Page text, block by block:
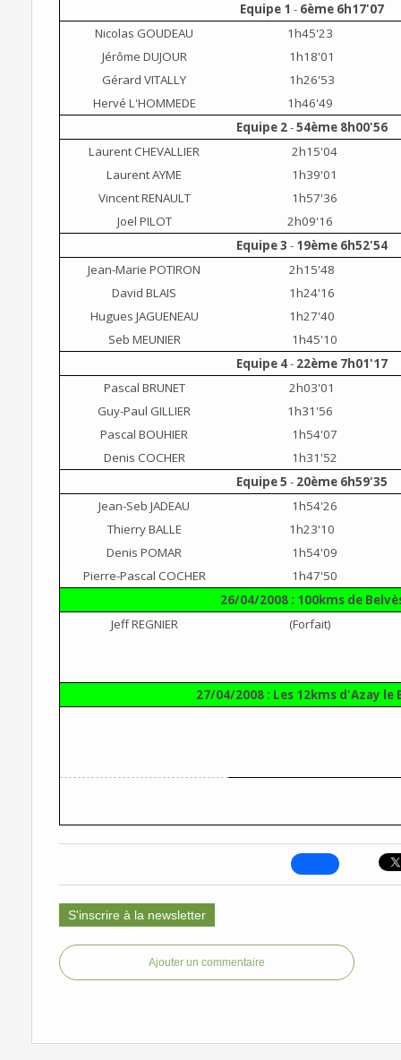
Equipe 1 - 6ème 6h17'07
Nicolas GOUDEAU
1h45'23
Jérôme DUJOUR
1h18'01
Gérard VITALLY
1h26'53
Hervé L'HOMMEDE
1h46'49
Equipe 2-54ème 8h00'56
Laurent CHEVALLIER
2h15'04
Laurent AYME
1h39'01
Vincent RENAULT
1h57'36
Joel PILOT
2h09'16
Equipe 3 - 19ème 6h52'54
Jean-Marie POTIRON
2h15'48
David BLAIS
1h24'16
Hugues JAGUENEAU
1h27'40
Seb MEUNIER
1h45'10
Equipe 4- 22ème 7h01'17
Pascal BRUNET
2h03'01
Guy-Paul GILLIER
1h31'56
Pascal BOUHIER
1h54'07
Denis COCHER
1h31'52
Equipe 5 - 20ème 6h59'35
Jean-Seb JADEAU
1h54'26
Thierry BALLE
1h23'10
Denis POMAR
1h54'09
Pierre-Pascal COCHER
1h47'50
26/04/2008 : 100kms de
Jeff REGNIER
(Forfait)
27/04/2008 : Les 12kms d'Azay le
S'inscrire à la newsletter
Ajouter un commentaire